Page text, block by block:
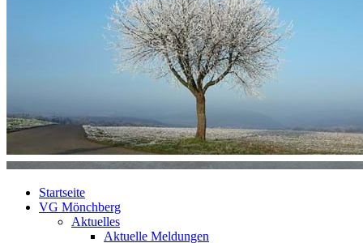
Startseite
VG Mönchberg
Aktuelles
Aktuelle Meldungen